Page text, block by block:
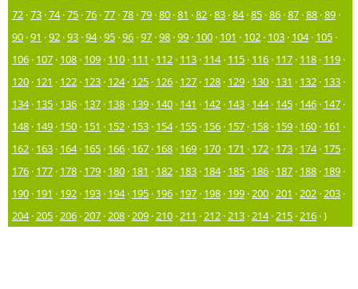
72 ·73 ·74·75 ·76 ·77 ·78 ·79 ·80 ·81 ·82 ·83 ·84·85 ·86 ·87 ·88 ·89 ·
90 ·91 ·92 ·93 ·94·95 ·96 ·97 ·98 ·99 · 100 · 101 · 102 · 103 · 104· 105 ·
106 · 107 · 108 · 109 · 110 · 111 · 112 · 113 · 114· 115 · 116 · 117 · 118 · 119 ·
120 · 121 · 122 · 123 · 124· 125 · 126 · 127 · 128 · 129 · 130 · 131 · 132 · 133 ·
134· 135 · 136 · 137 · 138 · 139 · 140 · 141 · 142 · 143 · 144· 145 · 146 · 147 ·
148 · 149 · 150 · 151 · 152 · 153 · 154· 155 · 156 · 157 · 158 · 159 · 160 · 161 ·
162 · 163 · 164· 165 · 166 · 167 · 168 · 169 · 170 · 171 · 172 · 173 · 174· 175 ·
176 · 177 · 178 · 179 · 180 · 181 · 182 · 183 · 184· 185 · 186 · 187 · 188 · 189 ·
190 · 191 · 192 · 193 · 194· 195 · 196 · 197 · 198 · 199 ·200 ·201 ·202 ·203 ·
204·205 ·206 ·207 ·208 ·209 ·210 ·211 ·212 ·213 ·214·215 ·216 · )